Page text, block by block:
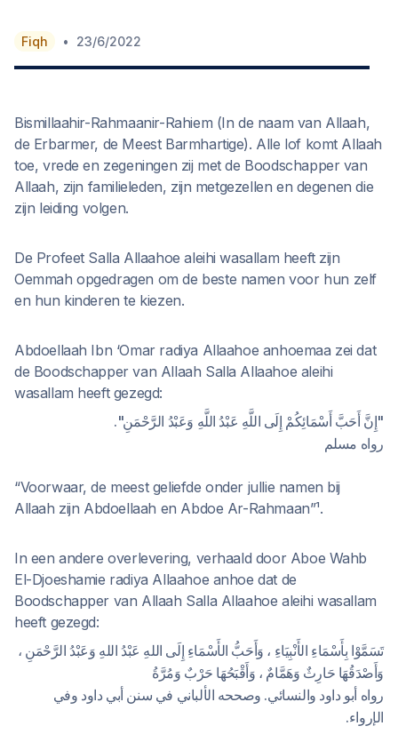
Fiqh • 23/6/2022
Bismillaahir-Rahmaanir-Rahiem (In de naam van Allaah,
de Erbarmer, de Meest Barmhartige). Alle lof komt Allaah
toe, vrede en zegeningen zij met de Boodschapper van
Allaah, zijn familieleden, zijn metgezellen en degenen die
zijn leiding volgen.
De Profeet Salla Allaahoe aleihi wasallam heeft zijn
Oemmah opgedragen om de beste namen voor hun zelf
en hun kinderen te kiezen.
Abdoellaah Ibn ‘Omar radiya Allaahoe anhoemaa zei dat
de Boodschapper van Allaah Salla Allaahoe aleihi
wasallam heeft gezegd:
"إِنَّ أَحَبَّ أَسْمَائِكُمْ إِلَى اللَّهِ عَبْدُ اللَّهِ وَعَبْدُ الرَّحْمَنِ".
رواه مسلم
“Voorwaar, de meest geliefde onder jullie namen bij
Allaah zijn Abdoellaah en Abdoe Ar-Rahmaan”¹.
In een andere overlevering, verhaald door Aboe Wahb
El-Djoeshamie radiya Allaahoe anhoe dat de
Boodschapper van Allaah Salla Allaahoe aleihi wasallam
heeft gezegd:
تَسَمَّوْا بِأَسْمَاءِ الأَنْبِيَاءِ ، وَأَحَبُّ الأَسْمَاءِ إِلَى اللهِ عَبْدُ اللهِ وَعَبْدُ الرَّحْمَنِ ،
وَأَصْدَقُهَا حَارِثٌ وَهَمَّامٌ ، وَأَقْبَحُهَا حَرْبٌ وَمُرَّةُ
رواه أبو داود والنسائي. وصححه الألباني في سنن أبي داود وفي
الإرواء.